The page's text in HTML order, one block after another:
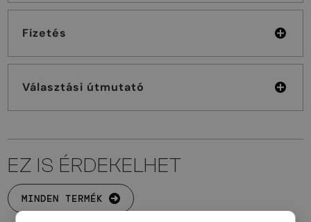
Fizetés
Választási útmutató
EZ IS ÉRDEKELHET
MINDEN TERMÉK